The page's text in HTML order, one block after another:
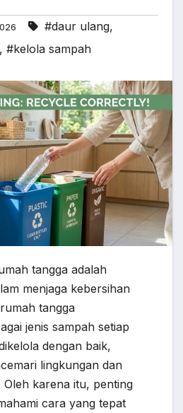
#daur ulang,
, #kelola sampah
tangga adalah
menjaga kebersihan
tangga
jenis sampah setiap
dengan baik,
lingkungan dan
Oleh karena itu, penting
cara yang tepat